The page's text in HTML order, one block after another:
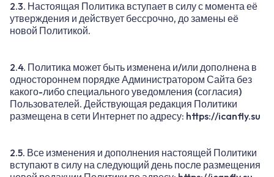
2.3. Настоящая Политика вступает в силу с момента её
утверждения и действует бессрочно, до замены её
новой Политикой.
2.4. Политика может быть изменена и/или дополнена в
одностороннем порядке Администратором Сайта без
какого-либо специального уведомления (согласия)
Пользователей. Действующая редакция Политики
размещена в сети Интернет по адресу: https://icanfly.su
2.5. Все изменения и дополнения настоящей Политики
вступают в силу на следующий день после размещения